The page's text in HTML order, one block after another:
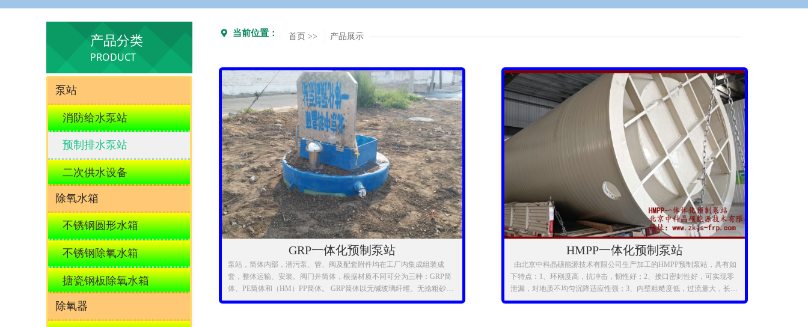
GRP一体化预制泵站
泵站，筒体内部，潜污泵、管、阀及配套附件均在工厂内集成组装成
套，整体运输、安装。阀门井筒体，根据材质不同可分为三种：GRP筒
体、PE筒体和（HM）PP筒体。 GRP筒体以无碱玻璃纤维、无捻粗砂为
主要材料‘采用高标号热固性树脂缠绕粘合而成。制造采用计算机控制缠
HMPP一体化预制泵站
由北京中科晶硕能源技术有限公司生产加工的HMPP预制泵站，具有如
下特点：1、环刚度高，抗冲击，韧性好；2、接口密封性好，可实现零
泄漏，对地质不均匀沉降适应性强；3、内壁粗糙度低，过流量大，长期
运行不易结垢；4、耐化学腐蚀性优良；5、重量轻，安装快捷，深受用
产品分类
PRODUCT
끇 当前位置： 首页 >> 产品展示
泵站
消防给水泵站
预制排水泵站
二次供水设备
除氧水箱
不锈钢圆形水箱
不锈钢除氧水箱
搪瓷钢板除氧水箱
除氧器